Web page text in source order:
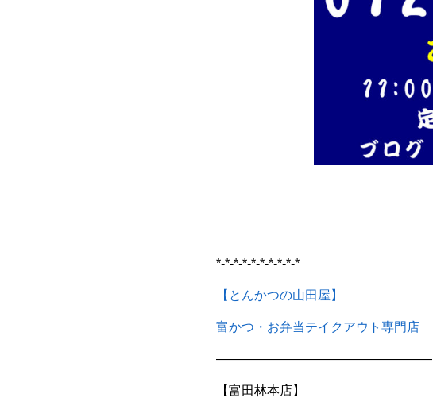
*-*-*-*-*-*-*-*-*-*
【とんかつの山田屋】
富かつ・お弁当テイクアウト専門店
—————————————————
【富田林本店】